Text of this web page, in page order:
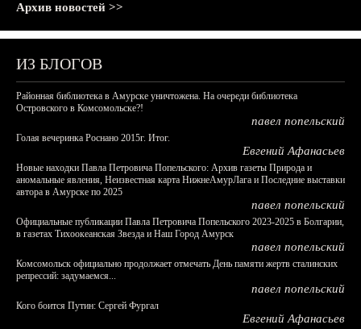
Архив новостей >>
ИЗ БЛОГОВ
Районная библиотека в Амурске уничтожена. На очереди библиотека
Островского в Комсомольске?!
павел попельский
Голая вечеринка Роснано 2015г. Итог.
Евгений Афанасьев
Новые находки Павла Петровича Попельского: Архив газеты Природа и
аномальные явления, Неизвестная карта НижнеАмурЛага и Последние выставки
автора в Амурске по 2025
павел попельский
Официальные публикации Павла Петровича Попельского 2023-2025 в Болгарии,
в газетах Тихоокеанская Звезда и Наш Город Амурск
павел попельский
Комсомольск официально продолжает отмечать День памяти жертв сталинских
репрессий: задумаемся...
павел попельский
Кого боится Путин: Сергей Фургал
Евгений Афанасьев